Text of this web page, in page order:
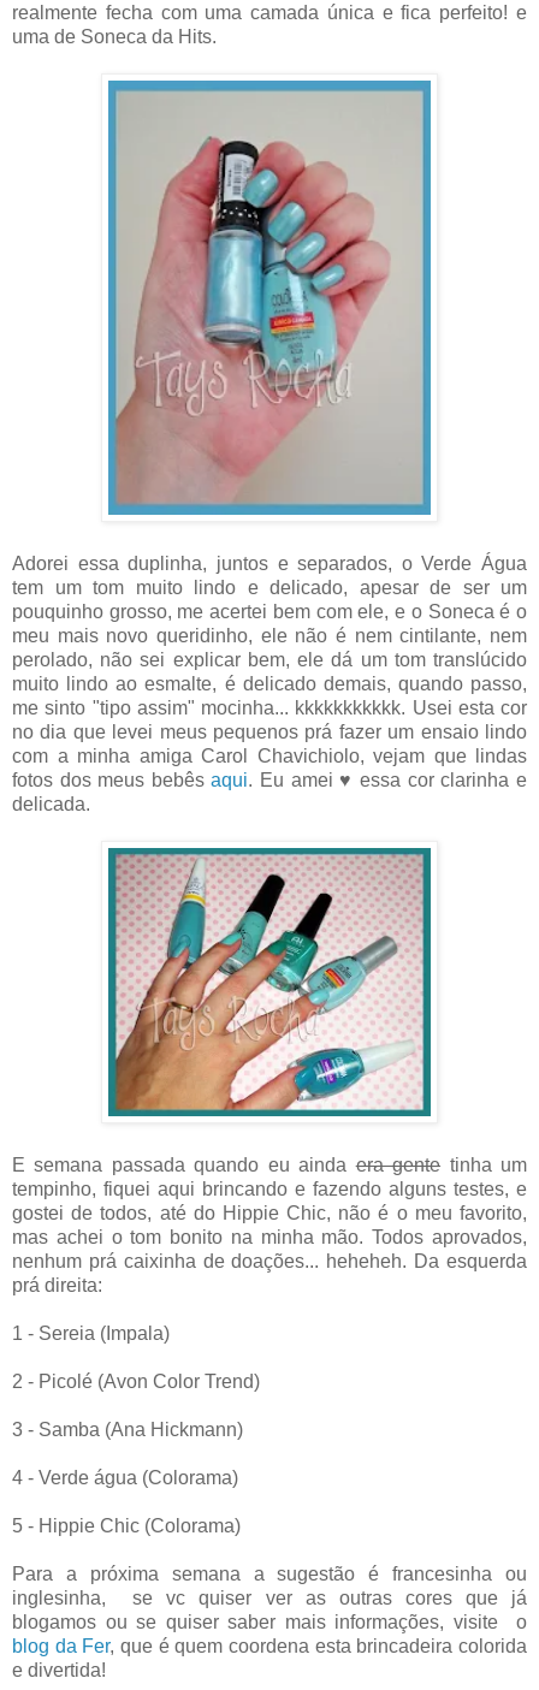
realmente fecha com uma camada única e fica perfeito! e
uma de Soneca da Hits.
Adorei essa duplinha, juntos e separados, o Verde Água
tem um tom muito lindo e delicado, apesar de ser um
pouquinho grosso, me acertei bem com ele, e o Soneca é o
meu mais novo queridinho, ele não é nem cintilante, nem
perolado, não sei explicar bem, ele dá um tom translúcido
muito lindo ao esmalte, é delicado demais, quando passo,
me sinto "tipo assim" mocinha... kkkkkkkkkkk. Usei esta cor
no dia que levei meus pequenos prá fazer um ensaio lindo
com a minha amiga Carol Chavichiolo, vejam que lindas
fotos dos meus bebêsaqui. Eu amei ♥ essa cor clarinha e
delicada.
E semana passada quando eu aindaera gente tinha um
tempinho, fiquei aqui brincando e fazendo alguns testes, e
gostei de todos, até do Hippie Chic, não é o meu favorito,
mas achei o tom bonito na minha mão. Todos aprovados,
nenhum prá caixinha de doações... heheheh. Da esquerda
prá direita:
1 - Sereia (Impala)
2 - Picolé (Avon Color Trend)
3 - Samba (Ana Hickmann)
4 - Verde água (Colorama)
5 - Hippie Chic (Colorama)
Para a próxima semana a sugestão é francesinha ou
inglesinha, se vc quiser ver as outras cores que já
blogamos ou se quiser saber mais informações, visite o
blog da Fer, que é quem coordena esta brincadeira colorida
e divertida!